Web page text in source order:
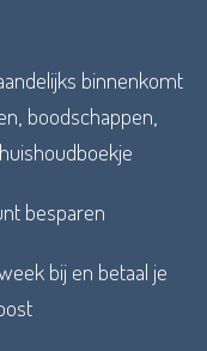
binnenkomt
boodschappen,
besparen
bij en betaal je